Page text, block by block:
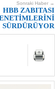
Sonraki Haber →
HBB ZABITASI
SÜRDÜRÜYOR